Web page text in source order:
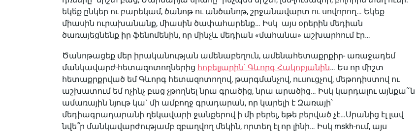
եկե́ք ընկեր ու բարեկամ, ծանոթ ու անծանոթ, շրջանավարտ ու սովորող… Եկեք
միասին ուրախանանք, միասին ծափահարենք… Իսկ այս օրերին մեդիան
ծառայեցնենք իր ֆենոմենին, որ մինչև մեդիան «մահանա» աշխարհում էր…
Ծանոթացեք մեր իրականության ամենաբեղուն, ամենահետաքրքիր- առաջադեմ
մանկավարժ-հետազոտողներից հոբելյարին՝ Գևորգ Հակոբյանին… Ես որ միշտ
հետաքրքրված եմ Գևորգ հետազոտողով, թարգմանչով, ուսուցչով, մեթոդիստով ու
աշխատում եմ ոչինչ բաց չթողնել նրա գրածից, նրա արածից… Իսկ կարդալու այնքա˜ն
ամառային նյութ կա` մի ամբողջ գրադարան, որ կարելի է Զառայի՝
մեդիագրադարանի ղեկավարի ջանքերով ի մի բերել, եթե բերված չէ…Սրանից էլ լավ
նվե՞ր մանկավարժությամբ զբաղվող մեկին, որտեղ էլ որ լինի… Իսկ mskh-ում, այս